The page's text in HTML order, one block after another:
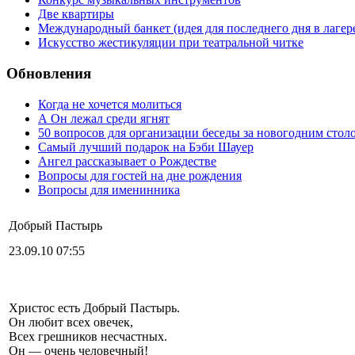
Две квартиры
Международный банкет (идея для последнего дня в
Искусство жестикуляции при театральной читке
Обновления
Когда не хочется молиться
А Он лежал среди ягнят
50 вопросов для организации беседы за новогодним
Самый лучший подарок на Бэби Шауер
Ангел рассказывает о Рождестве
Вопросы для гостей на дне рождения
Вопросы для именинника
Добрый Пастырь
23.09.10 07:55
Христос есть Добрый Пастырь.
Он любит всех овечек,
Всех грешников несчастных.
Он — очень человечный!